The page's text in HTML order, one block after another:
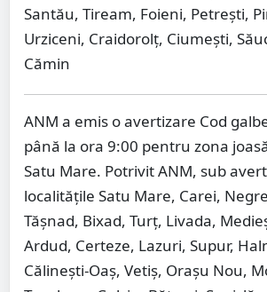
Santău, Tiream, Foieni, Petrești,
Urziceni, Craidorolț, Ciumești,
Cămin
ANM a emis o avertizare Cod
până la ora 9:00 pentru zona
Satu Mare. Potrivit ANM, sub
localitățile Satu Mare, Carei,
Tășnad, Bixad, Turț, Livada,
Ardud, Certeze, Lazuri, Supur,
Călinești-Oaș, Vetiș, Orașu Nou,